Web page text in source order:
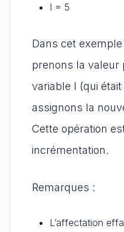
I = 5
Dans cet
prenons la valeur
variable I (qui
assignons la
Cette opération
incrémentation.
Remarques :
L’affectation